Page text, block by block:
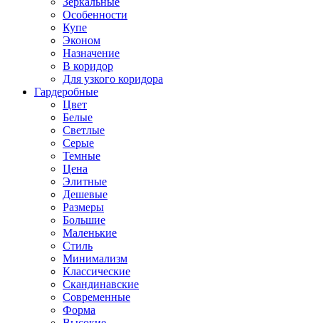
Особенности
Купе
Эконом
Назначение
В коридор
Для узкого коридора
Гардеробные
Цвет
Белые
Светлые
Серые
Темные
Цена
Элитные
Дешевые
Размеры
Большие
Маленькие
Стиль
Минимализм
Классические
Скандинавские
Современные
Форма